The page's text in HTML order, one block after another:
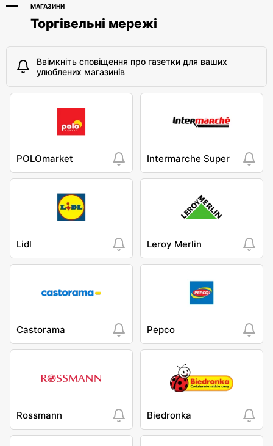
МАГАЗИНИ
Торгівельні мережі
Ввімкніть сповіщення про газетки для ваших
улюблених магазинів
POLOmarket Intermarche Super
Lidl Leroy Merlin
Castorama Pepco
Rossmann Biedronka